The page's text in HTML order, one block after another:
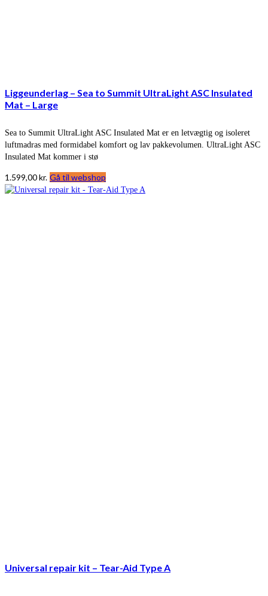
Liggeunderlag – Sea to Summit UltraLight ASC Insulated
Mat – Large
Sea to Summit UltraLight ASC Insulated Mat er en letvægtig og isoleret
luftmadras med formidabel komfort og lav pakkevolumen. UltraLight ASC
Insulated Mat kommer i stø
1.599,00kr. Gå til webshop
Universal repair kit – Tear-Aid Type A